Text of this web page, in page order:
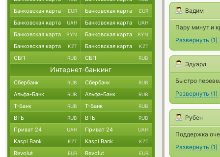
Вадим
Пару минут и
Развернуть (1)
Эдуард
Быстро
Развернуть (1)
Рубен
Поддержка
Развернуть (1)
Банковская карта EUR Банковская карта EUR
Банковская карта UAH Банковская карта UAH
Банковская карта BYN Банковская карта BYN
Банковская карта KZT Банковская карта KZT
СБП RUB СБП RUB
Интернет-банкинг
Сбербанк RUB Сбербанк RUB
Альфа-Банк RUB Альфа-Банк RUB
Т-Банк RUB Т-Банк RUB
ВТБ RUB ВТБ RUB
Приват 24 UAH Приват 24 UAH
Kaspi Bank KZT Kaspi Bank KZT
Revolut EUR Revolut EUR